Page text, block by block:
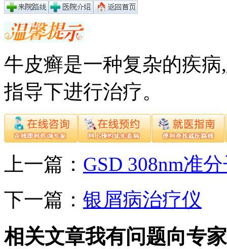
牛皮癣是一种复杂的疾
指导下进行治疗。
上一篇： GSD 308nm准
下一篇： 银屑病治疗仪
相关文章我有问题向专